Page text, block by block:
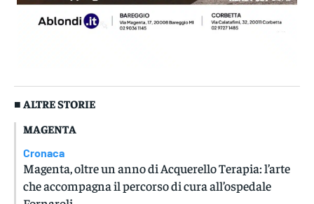
■ ALTRE STORIE
MAGENTA
Cronaca
Magenta, oltre un anno di Acquerello Terapia: l’arte
che accompagna il percorso di cura all’ospedale